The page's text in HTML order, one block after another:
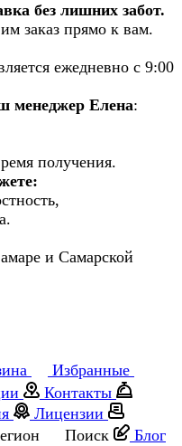
без лишних забот.
заказ прямо к вам.
ежедневно с 9:00
менеджер Елена:
получения.
и Самарской
Избранные
Контакты
Лицензии
Поиск
Блог